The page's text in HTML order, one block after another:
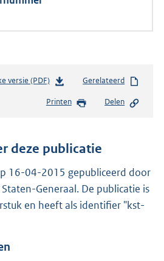
versie (PDF)b
s
n
s
r
o
Gerelateerd
Printen Delen
deze publicatie
16-04-2015 gepubliceerd door
Generaal. De publicatie is
en heeft als identifier "kst-